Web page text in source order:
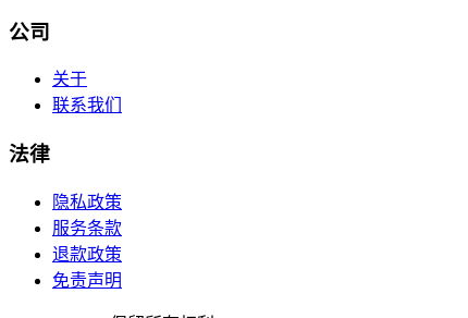
公司
关于
联系我们
法律
隐私政策
服务条款
退款政策
免责声明